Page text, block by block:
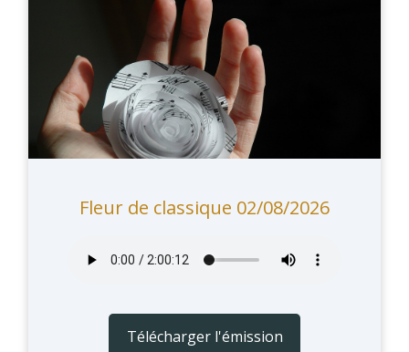
Fleur de classique 02/08/2026
Télécharger l'émission